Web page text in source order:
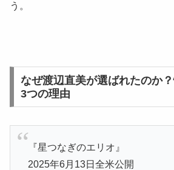
う。
なぜ渡辺直美が選ばれたのか
3つの理由
『星つなぎのエリオ』
2025年6月13日全米公開